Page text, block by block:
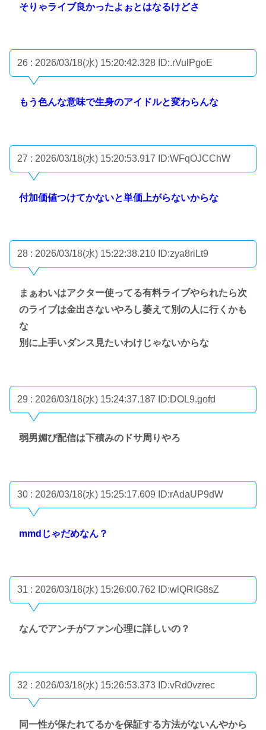
そりゃライブ良かったよぉとはなるけどさ
26 : 2026/03/18(水) 15:20:42.328 ID:.rVulPgoE
もう色んな意味で生身のアイドルと変わらんな
27 : 2026/03/18(水) 15:20:53.917 ID:WFqOJCChW
付加価値つけてかないと単価上がらないからな
28 : 2026/03/18(水) 15:22:38.210 ID:zya8riLt9
まぁわいはアクター使ってる有料ライブやられたら次
のライブは金出さないやろし萎えて別の人に行くかも
な
別に上手いダンス見たいわけじゃないからな
29 : 2026/03/18(水) 15:24:37.187 ID:DOL9.gofd
弱男媚び配信は下積みのドサ周りやろ
30 : 2026/03/18(水) 15:25:17.609 ID:rAdaUP9dW
mmdじゃだめなん？
31 : 2026/03/18(水) 15:26:00.762 ID:wlQRIG8sZ
なんでアンチがファン心理に詳しいの？
32 : 2026/03/18(水) 15:26:53.373 ID:vRd0vzrec
同一性が保たれてるかを保証する方法がないんやから